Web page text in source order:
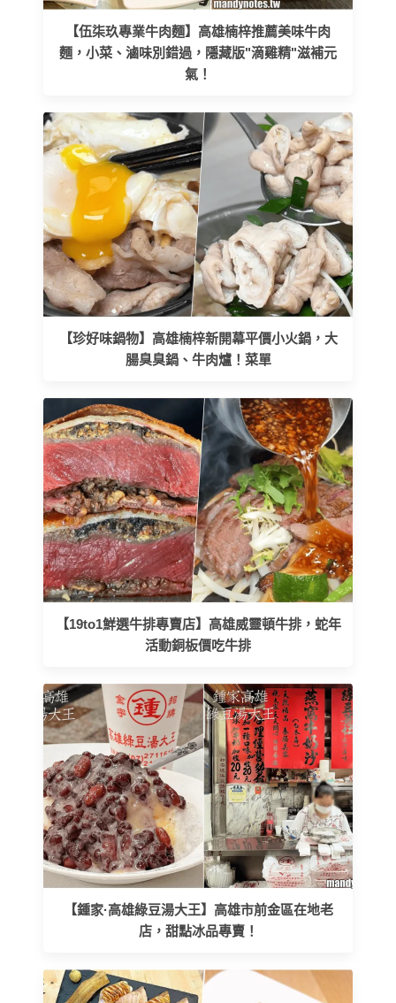
【伍柒玖專業牛肉麵】高雄楠梓推薦美味牛肉
麵，小菜、滷味別錯過，隱藏版"滴雞精"滋補元
氣！
【珍好味鍋物】高雄楠梓新開幕平價小火鍋，大
腸臭臭鍋、牛肉爐！菜單
【19to1鮮選牛排專賣店】高雄威靈頓牛排，蛇年
活動銅板價吃牛排
【鍾家·高雄綠豆湯大王】高雄市前金區在地老
店，甜點冰品專賣！